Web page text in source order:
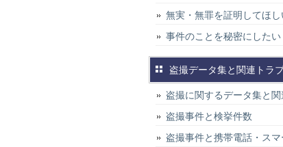
無実・無罪を証明してほし
事件のことを秘密にしたい
盗撮データ集と関連トラ
盗撮に関するデータ集と
盗撮事件と検挙件数
盗撮事件と携帯電話・ス